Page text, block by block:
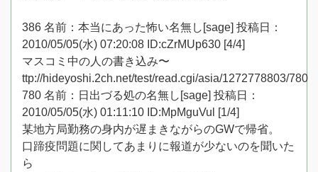
386 名前：本当にあった怖い名無し[sage] 投稿日：
2010/05/05(水) 07:20:08 ID:cZrMUp630 [4/4]
マスコミ中の人の書き込み〜
ttp://hideyoshi.2ch.net/test/read.cgi/asia/1272778803/780
780 名前：日出づる処の名無し[sage] 投稿日：
2010/05/05(水) 01:11:10 ID:MpMguVul [1/4]
某地方局勤務の身内が遅まきながらのGWで帰省。
口蹄疫問題に関してあまりに報道が少ないのを聞いた
ら